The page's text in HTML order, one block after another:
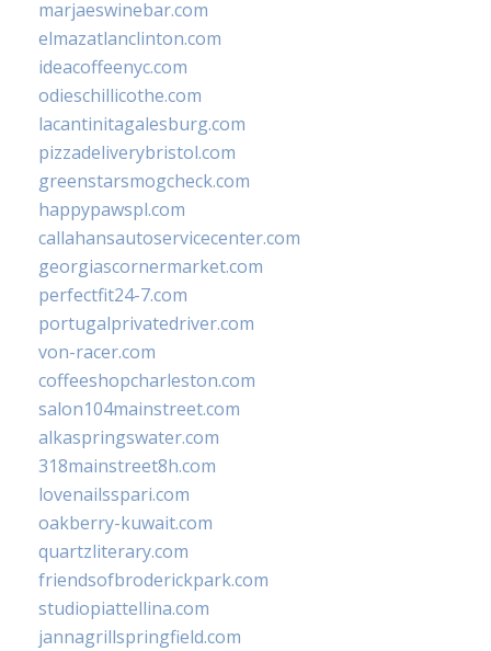
marjaeswinebar.com
elmazatlanclinton.com
ideacoffeenyc.com
odieschillicothe.com
lacantinitagalesburg.com
pizzadeliverybristol.com
greenstarsmogcheck.com
happypawspl.com
callahansautoservicecenter.com
georgiascornermarket.com
perfectfit24-7.com
portugalprivatedriver.com
von-racer.com
coffeeshopcharleston.com
salon104mainstreet.com
alkaspringswater.com
318mainstreet8h.com
lovenailsspari.com
oakberry-kuwait.com
quartzliterary.com
friendsofbroderickpark.com
studiopiattellina.com
jannagrillspringfield.com